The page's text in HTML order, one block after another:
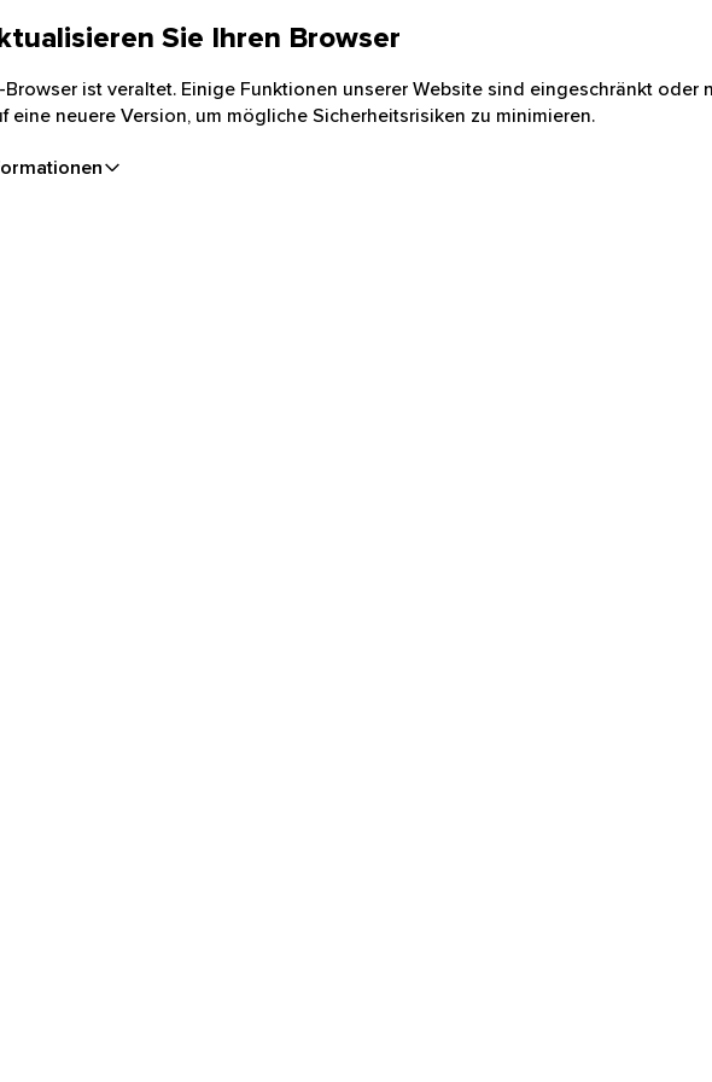
Sie Ihren Browser
Browser ist veraltet. Einige Funktionen unserer Website sind eingeschränkt oder
eine neuere Version, um mögliche Sicherheitsrisiken zu minimieren.